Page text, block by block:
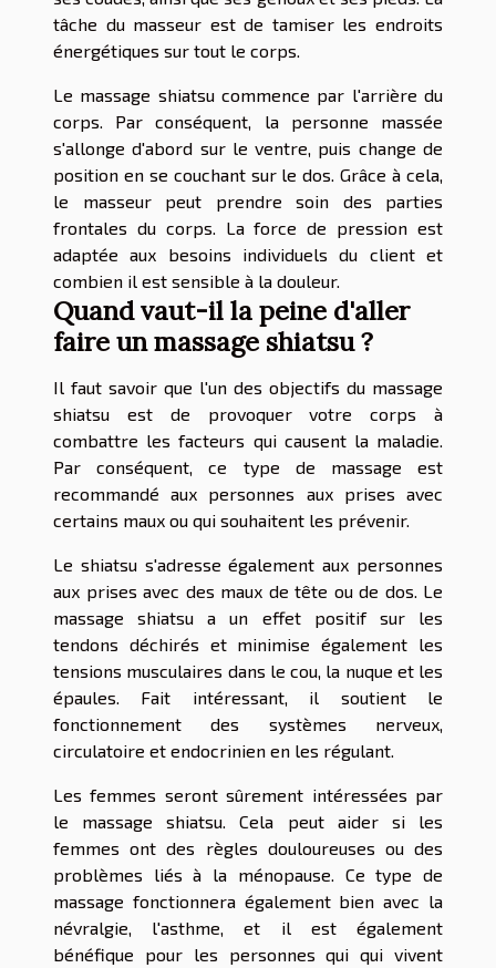
tâche du masseur est de tamiser les endroits
énergétiques sur tout le corps.
Le massage shiatsu commence par l'arrière du
corps. Par conséquent, la personne massée
s'allonge d'abord sur le ventre, puis change de
position en se couchant sur le dos. Grâce à cela,
le masseur peut prendre soin des parties
frontales du corps. La force de pression est
adaptée aux besoins individuels du client et
combien il est sensible à la douleur.
Quand vaut-il la peine d'aller
faire un massage shiatsu ?
Il faut savoir que l'un des objectifs du massage
shiatsu est de provoquer votre corps à
combattre les facteurs qui causent la maladie.
Par conséquent, ce type de massage est
recommandé aux personnes aux prises avec
certains maux ou qui souhaitent les prévenir.
Le shiatsu s'adresse également aux personnes
aux prises avec des maux de tête ou de dos. Le
massage shiatsu a un effet positif sur les
tendons déchirés et minimise également les
tensions musculaires dans le cou, la nuque et les
épaules. Fait intéressant, il soutient le
fonctionnement des systèmes nerveux,
circulatoire et endocrinien en les régulant.
Les femmes seront sûrement intéressées par
le massage shiatsu. Cela peut aider si les
femmes ont des règles douloureuses ou des
problèmes liés à la ménopause. Ce type de
massage fonctionnera également bien avec la
névralgie, l'asthme, et il est également
bénéfique pour les personnes qui qui vivent